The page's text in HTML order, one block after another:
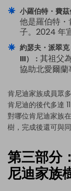
小羅伯特・費
他是羅伯特・
子。2024 年
約瑟夫・派翠
III）： 其祖父
協助北愛爾蘭
肯尼迪家族成員眾
肯尼迪的後代多達
對哪位肯尼迪家族
樹，完成後還可與
第三部分
尼迪家族